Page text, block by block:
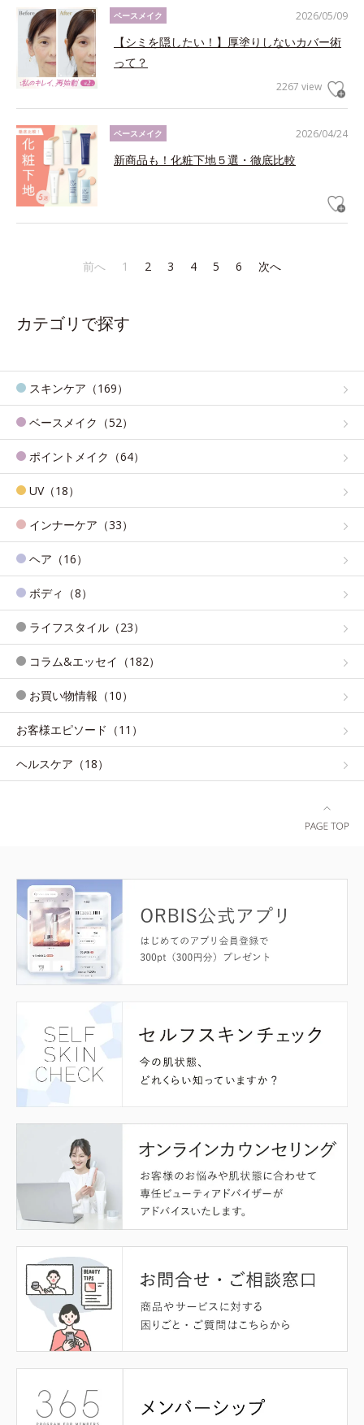
2026/05/09
ベースメイク
【シミを隠したい！】厚塗りしないカバー術
って？
2267 view
2026/04/24
ベースメイク
新商品も！化粧下地５選・徹底比較
前へ 1 2 3 4 5 6 次へ
カテゴリで探す
スキンケア（169）
ベースメイク（52）
ポイントメイク（64）
UV（18）
インナーケア（33）
ヘア（16）
ボディ（8）
ライフスタイル（23）
コラム&エッセイ（182）
お買い物情報（10）
お客様エピソード（11）
ヘルスケア（18）